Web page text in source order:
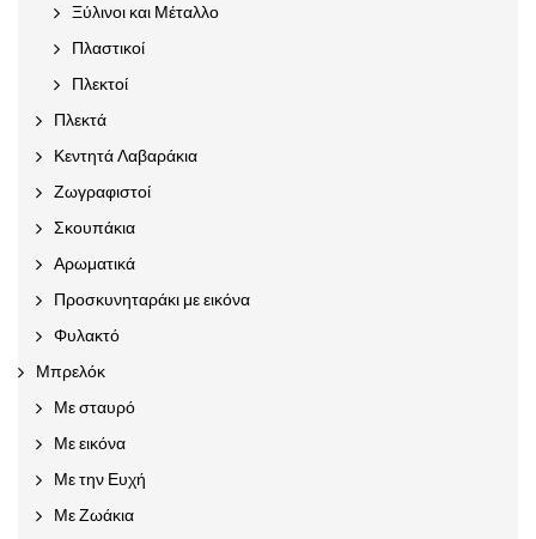
Ξύλινοι και Μέταλλο
Πλαστικοί
Πλεκτοί
Πλεκτά
Κεντητά Λαβαράκια
Ζωγραφιστοί
Σκουπάκια
Αρωματικά
Προσκυνηταράκι με εικόνα
Φυλακτό
Μπρελόκ
Με σταυρό
Με εικόνα
Με την Ευχή
Με Ζωάκια